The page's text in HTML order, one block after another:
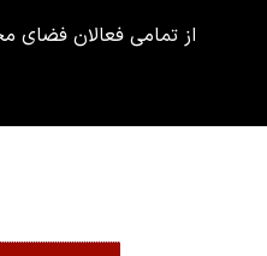
از تمامی فعالان فضای